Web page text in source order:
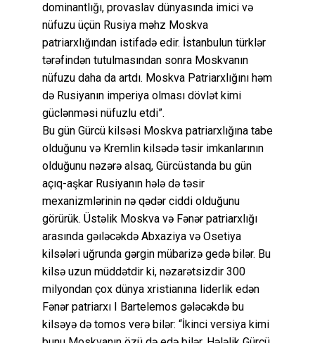
dominantlığı, provaslav dünyasında imici və
nüfuzu üçün Rusiya məhz Moskva
patriarxlığından istifadə edir. İstanbulun türklər
tərəfindən tutulmasından sonra Moskvanın
nüfuzu daha da artdı. Moskva Patriarxlığını həm
də Rusiyanın imperiya olması dövlət kimi
güclənməsi nüfuzlu etdi”.
Bu gün Gürcü kilsəsi Moskva patriarxlığına tabe
olduğunu və Kremlin kilsədə təsir imkanlarının
olduğunu nəzərə alsaq, Gürcüstanda bu gün
açıq-aşkar Rusiyanın hələ də təsir
mexanizmlərinin nə qədər ciddi olduğunu
görürük. Üstəlik Moskva və Fənər patriarxlığı
arasında gəıləcəkdə Abxaziya və Osetiya
kilsələri uğrunda gərgin mübarizə gedə bilər. Bu
kilsə uzun müddətdir ki, nəzarətsizdir 300
milyondan çox dünya xristianına liderlik edən
Fənər patriarxı I Bartelemos gələcəkdə bu
kilsəyə də tomos verə bilər: “İkinci versiya kimi